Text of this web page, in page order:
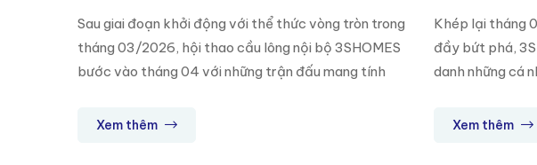
Sau giai đoạn khởi động với thể thức vòng tròn trong
tháng 03/2026, hội thao cầu lông nội bộ 3SHOMES
bước vào tháng 04 với những trận đấu mang tính
tục cạnh tranh để tìm ra nhà vô địch chung cuộc.
Xem thêm
Khép lại tháng
đầy bứt phá,
danh những cá
suốt thời gian
Xem thêm